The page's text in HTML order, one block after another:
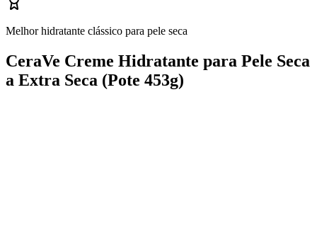
Melhor hidratante clássico para pele seca
CeraVe Creme Hidratante para Pele Seca
a Extra Seca (Pote 453g)